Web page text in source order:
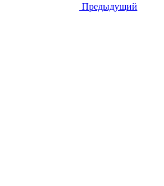
Предыдущий